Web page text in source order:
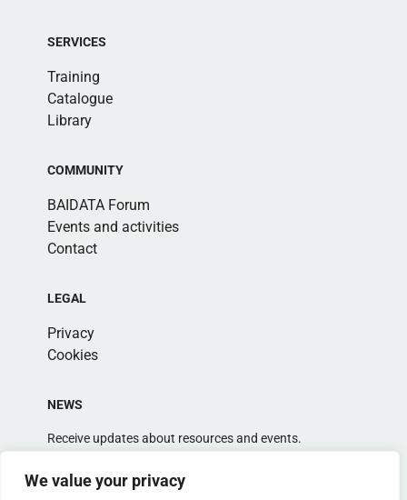
We value your privacy
SERVICES
Training
Catalogue
Library
COMMUNITY
BAIDATA Forum
Events and activities
Contact
LEGAL
Privacy
Cookies
NEWS
Receive updates about resources and events.